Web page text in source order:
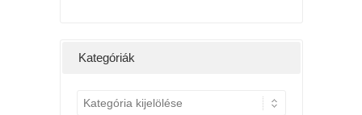
Kategóriák